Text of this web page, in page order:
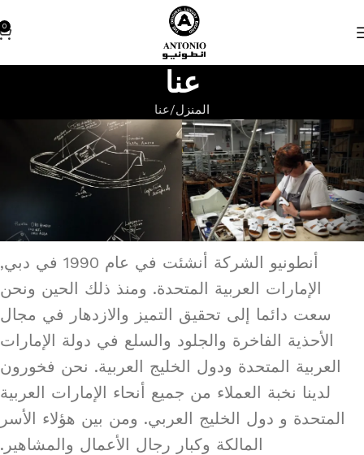
0
عنا
المنزل عنا
أنطونيو الشركة أنشئت في عام 1990 في دبي,
الإمارات العربية المتحدة. ومنذ ذلك الحين ونحن
سعت دائما إلى تحقيق التميز والازدهار في مجال
الأحذية الفاخرة والجلود والسلع في دولة الإمارات
العربية المتحدة ودول الخليج العربية. نحن فخورون
لدينا نخبة العملاء من جميع أنحاء الإمارات العربية
المتحدة و دول الخليج العربي. ومن بين هؤلاء الأسر
المالكة وكبار رجال الأعمال والمشاهير.